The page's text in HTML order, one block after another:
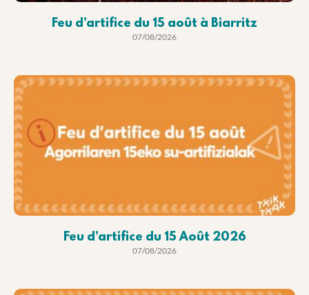
Feu d’artifice du 15 août à Biarritz
07/08/2026
Feu d’artifice du 15 Août 2026
07/08/2026